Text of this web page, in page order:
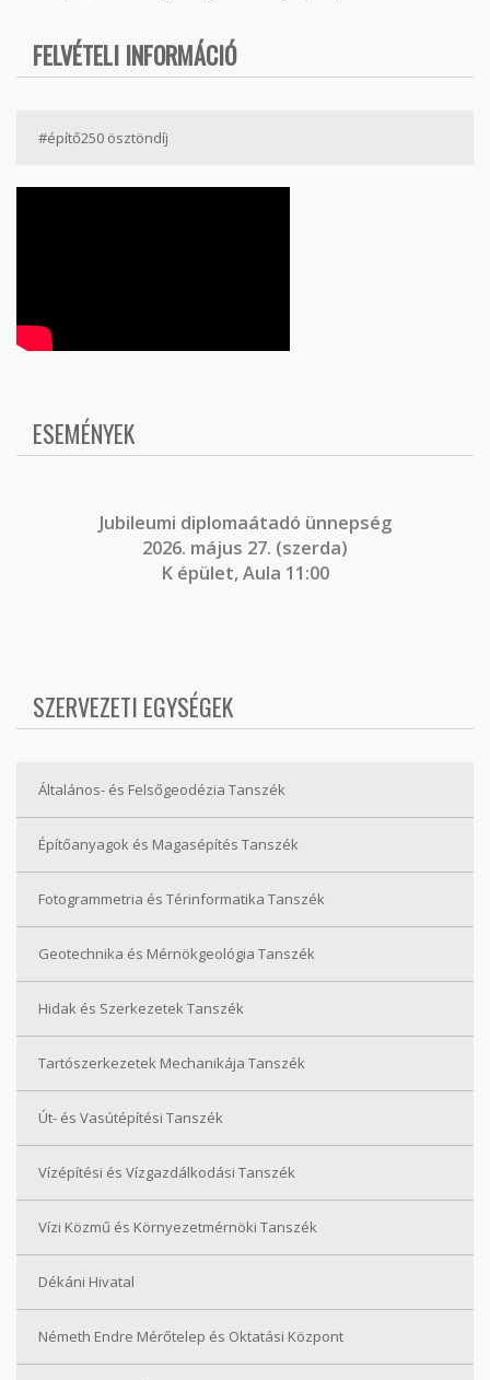
FELVÉTELI INFORMÁCIÓ
#építő250 ösztöndíj
ESEMÉNYEK
Jubileumi diplomaátadó ünnepség
2026. május 27. (szerda)
K épület, Aula 11:00
SZERVEZETI EGYSÉGEK
Általános- és Felsőgeodézia Tanszék
Építőanyagok és Magasépítés Tanszék
Fotogrammetria és Térinformatika Tanszék
Geotechnika és Mérnökgeológia Tanszék
Hidak és Szerkezetek Tanszék
Tartószerkezetek Mechanikája Tanszék
Út- és Vasútépítési Tanszék
Vízépítési és Vízgazdálkodási Tanszék
Vízi Közmű és Környezetmérnöki Tanszék
Dékáni Hivatal
Németh Endre Mérőtelep és Oktatási Központ